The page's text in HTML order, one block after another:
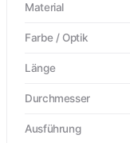
Material
Farbe / Optik
Länge
Durchmesser
Ausführung